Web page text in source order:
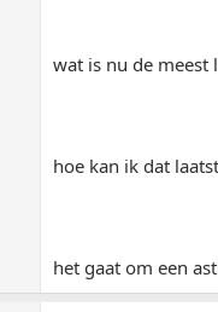
wat is nu de meest
hoe kan ik dat
het gaat om een